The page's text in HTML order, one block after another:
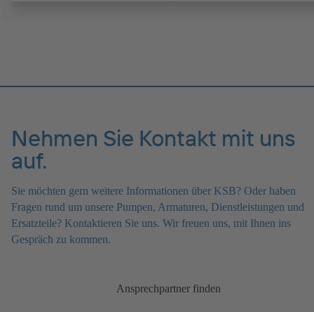
Nehmen Sie Kontakt mit uns
auf.
Sie möchten gern weitere Informationen über KSB? Oder haben
Fragen rund um unsere Pumpen, Armaturen, Dienstleistungen und
Ersatzteile? Kontaktieren Sie uns. Wir freuen uns, mit Ihnen ins
Gespräch zu kommen.
Ansprechpartner finden